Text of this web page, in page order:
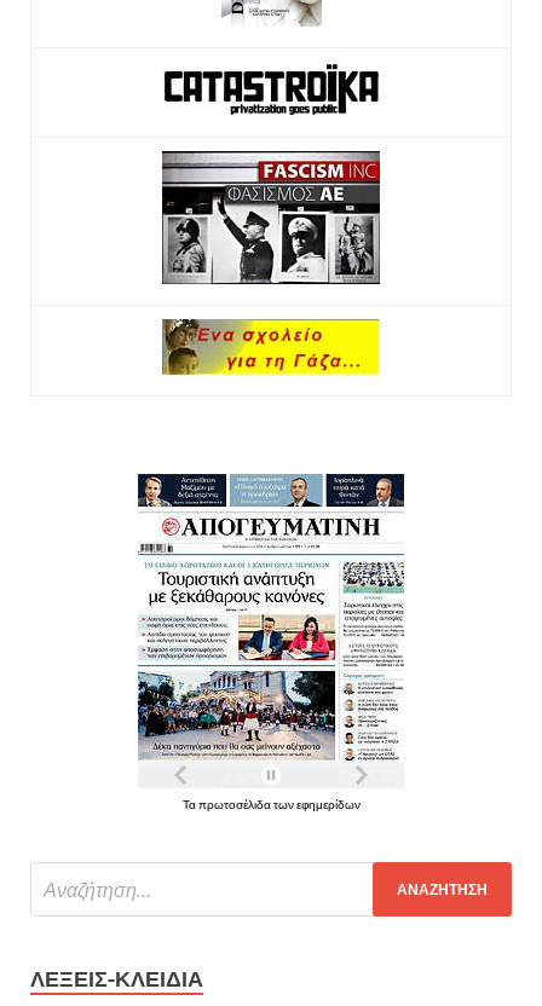
Τα πρωτοσέλιδα των εφημερίδων
ΛΈΞΕΙΣ-ΚΛΕΙΔΙΆ